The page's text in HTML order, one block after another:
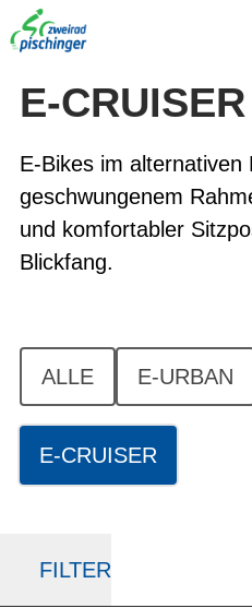
E-CRUISER
E-Bikes im alternativen
geschwungenem
und komfortabler
Blickfang.
ALLE E-URBAN
E-CRUISER
FILTER